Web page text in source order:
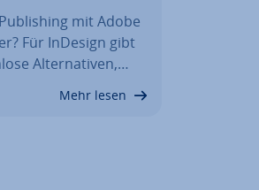
mit Adobe
Für InDesign gibt
Al­ter­na­ti­ven,…
Mehr lesen